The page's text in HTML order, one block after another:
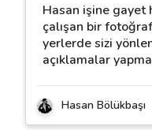
Hasan işine gayet
çalışan bir
yerlerde sizi
açıklamalar
Hasan Bölükbaşı